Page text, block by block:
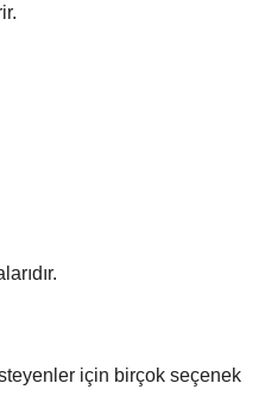
için birçok seçenek